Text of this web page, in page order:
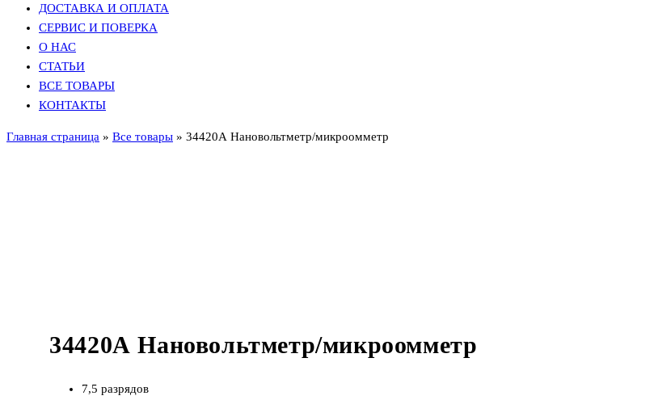
ДОСТАВКА И ОПЛАТА
СЕРВИС И ПОВЕРКА
О НАС
СТАТЬИ
ВСЕ ТОВАРЫ
КОНТАКТЫ
Главная страница » Все товары » 34420А Нановольтметр/микроомметр
34420А Нановольтметр/микроомметр
7,5 разрядов